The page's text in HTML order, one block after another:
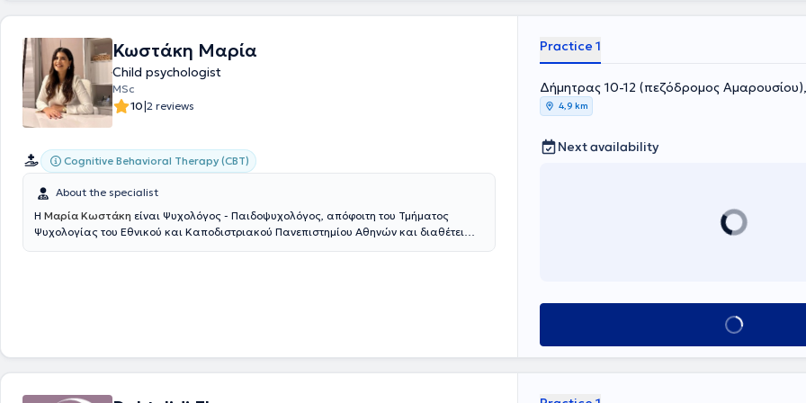
the Center for Applied Psychotherapy and Counseling, providing services to adults,
children, and adolescents.Κωστάκη Μαρία
Child psychologist
MSc
10|2 reviews
Cognitive Behavioral Therapy (CBT)
About the specialist
Η Μαρία Κωστάκη είναι Ψυχολόγος - Παιδοψυχολόγος, απόφοιτη του Τμήματος
Ψυχολογίας του Εθνικού και Καποδιστριακού Πανεπιστημίου Αθηνών και διαθέτει
επαγγελματικής της ανάπτυξης στην Ψυχολογία, έχει παρακολουθήσει επιμορφωτικά
σεμινάρια σχετικά με την ανάλυση παιδικού ιχνογραφήματος, τη χορήγηση του τεστ
νοημοσύνης WISC-V, καθώς και άλλες θεματικές που αφορούν την ψυχική
Practice 1
Δήμητρας 10-12 (πεζόδρομος
4,9 km
Next availability
Book appointment